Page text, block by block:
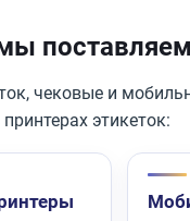
поставляем
чековые и
этикеток: